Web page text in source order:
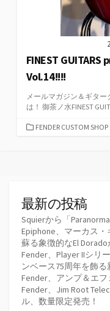
FINEST
Vol.14!!!!
メールマガジン＆ギタ
は！ 御茶ノ水FINEST
カFENDER CUSTOM SHOP
最新の投稿
Squierから「
Epiphone、マーカス
蘇る象徴的なEl Dorado
Fender、Player IIシリ
ンベース75周年を飾
Fender、アンプ＆エ
Fender、Jim Root
ル、数量限定発売！